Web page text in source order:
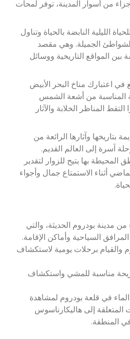
من أسوار المدينة، توفر لمحات
الليلية النابضة بالحياة وتناول
الجميلة. وهي مقصد
المواقع التاريخية ووسائل
اعتبارك مناخ البحر الأبيض
المناسبة من أشعة الشمس
المناظر الخلابة والآثار
بتاريخها وآثارها الرائعة من
آسرة إلى العالم القديم.
بها يتيح للزوار لتقدير
أثناء الاستمتاع جمال وأجواء
مدينة بودروم الحديثة، والتي
السياحية وأماكن الإقامة.
والقيام برحلات يومية لاستكشاف
مناسبة للمشي واستكشاف
في قلعة بودروم لمشاهدة
المتعلقة إلى هاليكارناسوس
المنطقة.